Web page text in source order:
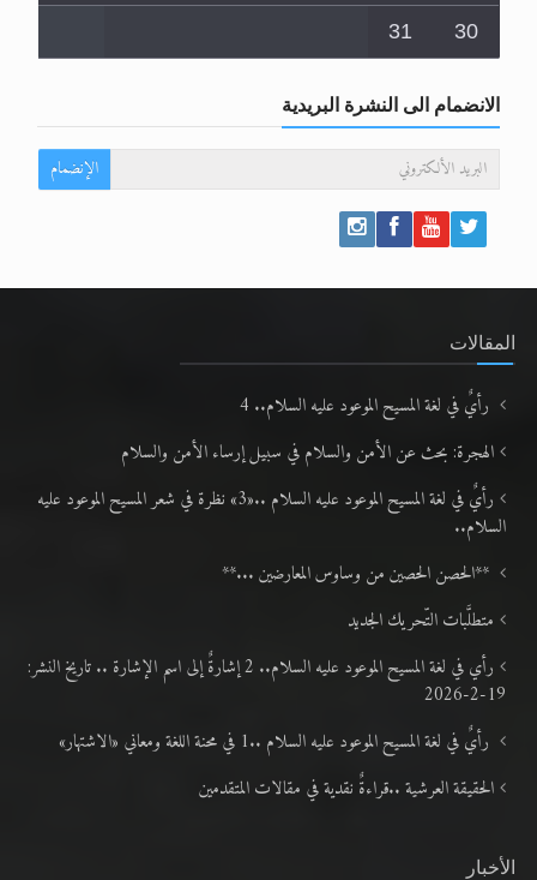
30
31
الانضمام الى النشرة البريدية
الإنضمام
المقالات
رأيٌ في لغة المسيح الموعود عليه السلام.. 4
الهجرة: بحث عن الأمن والسلام في سبيل إرساء الأمن والسلام
رأيٌ في لغة المسيح الموعود عليه السلام ..«3» نظرة في شعر المسيح الموعود عليه
السلام..
**الحصن الحصين من وساوس المعارضين ...**
متطلَّبات التّحريك الجديد
رأي في لغة المسيح الموعود عليه السلام.. 2 إشارةٌ إلى اسم الإشارة .. تاريخ النشر:
19-2-2026
رأيٌ في لغة المسيح الموعود عليه السلام ..1 في محنة اللغة ومعاني «الاشتهار»
الحقيقة العرشية ..قراءةٌ نقدية في مقالات المتقدمين
الأخبار